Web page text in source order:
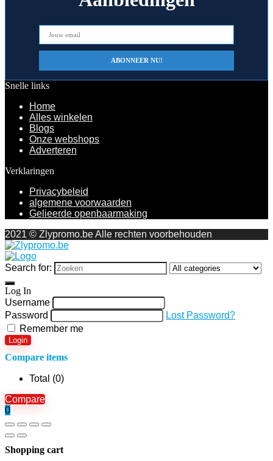
Snelle links
Home
Alles winkelen
Blogs
Onze webshops
Adverteren
Verklaringen
Privacybeleid
algemene voorwaarden
Gelieerde openbaarmaking
2021 © Zlypromo.be Alle rechten voorbehouden
Search for:
Log In
Username
Password
Lost Password?
Remember me
Login
Compare items
Total (0)
Compare
0
Shopping cart